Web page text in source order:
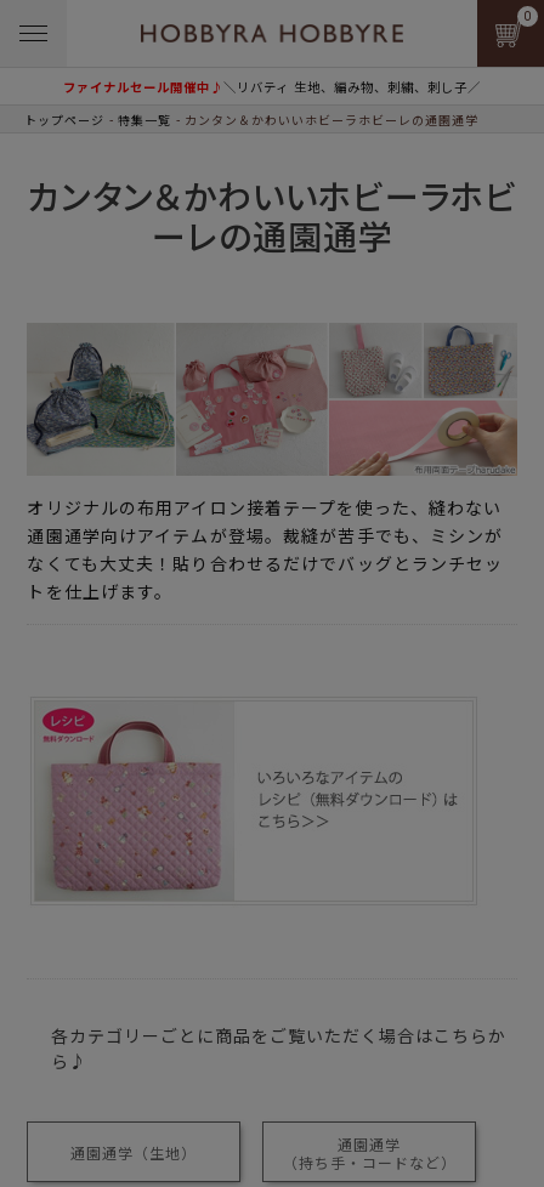
ファイナルセール開催中♪＼リバティ 生地、編み物、刺繍、刺し子／
0
トップページ 特集一覧 カンタン＆かわいいホビーラホビーレの通園通学
カンタン＆かわいいホビーラホビ
ーレの通園通学
オリジナルの布用アイロン接着テープを使った、縫わない
通園通学向けアイテムが登場。裁縫が苦手でも、ミシンが
なくても大丈夫！貼り合わせるだけでバッグとランチセッ
トを仕上げます。
各カテゴリーごとに商品をご覧いただく場合はこちらか
ら♪
通園通学（生地）
通園通学
（持ち手・コードなど）